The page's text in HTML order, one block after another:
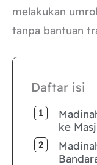
melakukan
tanpa bantuan
Daftar isi
ke